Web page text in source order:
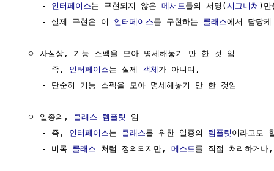
     -
인터페이스는 구현되지 않은 메서드 들의 서명(시그니처 )
     - 실제 구현은 이
인터페이스를 구현하는 클래스에서 담당
  ㅇ 사실상, 기능 스펙을 모아 명세해놓기 만 한 것 임
     - 즉,
인터페이스는 실제 객체 가 아니며,
     - 단순히 기능 스펙을 모아 명세해놓기 만 한 것임
  ㅇ 일종의,
클래스 템플릿
임
     - 즉,
인터페이스는 클래스를 위한 일종의 템플릿 이라고도
     - 비록
클래스 처럼 정의되지만, 메소드 를 직접 처리하거